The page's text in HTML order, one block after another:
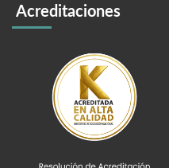
Acreditaciones